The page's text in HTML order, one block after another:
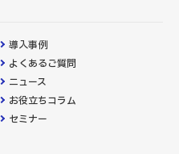
導入事例
よくあるご質問
ニュース
お役立ちコラム
セミナー